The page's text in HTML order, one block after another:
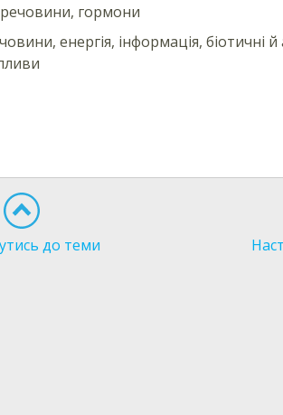
речовини, гормони
енергія, інформація, біотичні й
до теми